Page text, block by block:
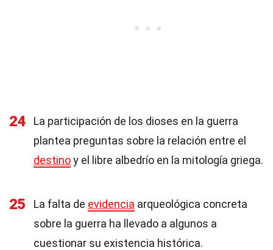
24
La participación de los dioses en la guerra
plantea preguntas sobre la relación entre el
destinoy el libre albedrío en la mitología griega.
25 La falta de evidencia arqueológica concreta
sobre la guerra ha llevado a algunos a
cuestionar su existencia histórica.